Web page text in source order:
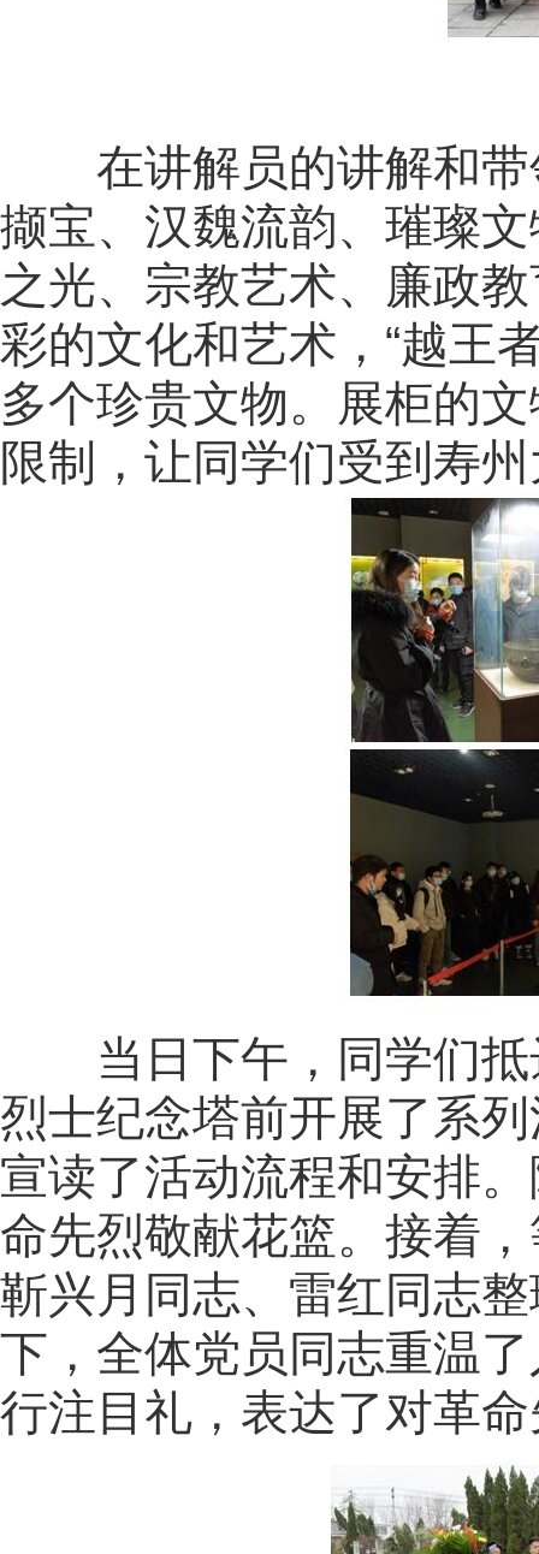
在讲解员的讲解和
撷宝、汉魏流韵、璀璨
之光、宗教艺术、廉政
彩的文化和艺术，“越王
多个珍贵文物。展柜的
限制，让同学们受到寿
当日下午，同学们
烈士纪念塔前开展了系
宣读了活动流程和安排
命先烈敬献花篮。接着
靳兴月同志、雷红同志
下，全体党员同志重温
行注目礼，表达了对革